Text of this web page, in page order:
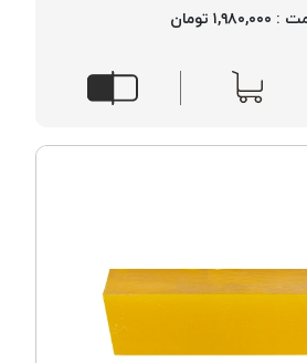
تومان